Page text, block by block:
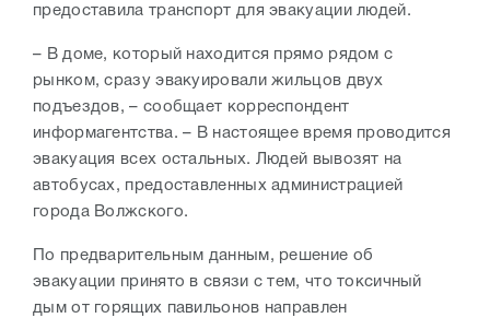
предоставила транспорт для эвакуации людей.
– В доме, который находится прямо рядом с
рынком, сразу эвакуировали жильцов двух
подъездов, – сообщает корреспондент
информагентства. – В настоящее время проводится
эвакуация всех остальных. Людей вывозят на
автобусах, предоставленных администрацией
города Волжского.
По предварительным данным, решение об
эвакуации принято в связи с тем, что токсичный
дым от горящих павильонов направлен